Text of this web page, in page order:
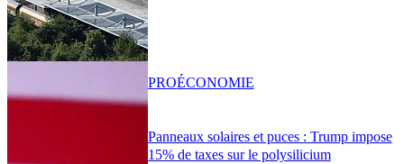
Panneaux solaires et puces : Trump impose
15% de taxes sur le polysilicium
PROÉCONOMIE